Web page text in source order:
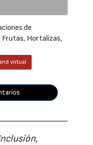
de
Hortalizas,
virtual